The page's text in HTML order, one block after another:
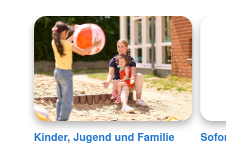
Kinder, Jugend und Familie